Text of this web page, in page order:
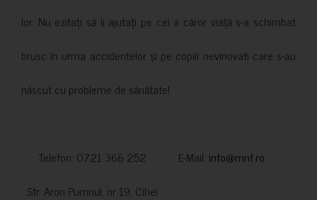
lor. Nu ezitați să îi ajutați pe cei a căror viață s-a schimbat
brusc în urma accidentelor și pe copiii nevinovati care s-au
născut cu probleme de sănătate!
Telefon: 0721 366 252 E-Mail: info@mnf.ro
Str. Aron Pumnul, nr 19, Cihei